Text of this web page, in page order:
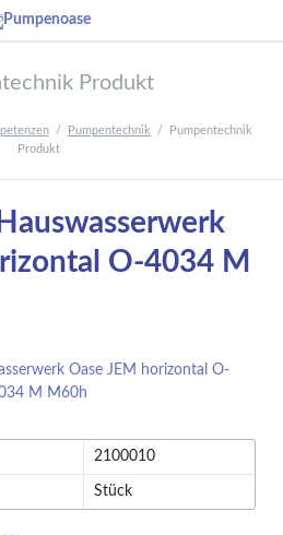
Produkt
Pumpentechnik
Pumpentechnik
Produkt
O-4034 M
2100010
Stück